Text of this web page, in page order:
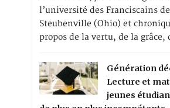
l’université des Franciscains de
Steubenville (Ohio) et
propos de la vertu, de la grâce,
Génération
Lecture et
jeunes